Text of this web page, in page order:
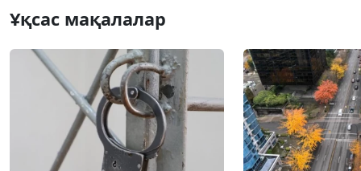
Ұқсас мақалалар